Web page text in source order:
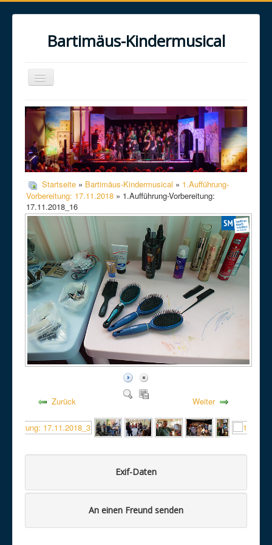
Bartimäus-Kindermusical
Toggle
Navigation
Home
Über uns
Das Musical
Das Projekt
Galerie
Kontakt
Startseite » Bartimäus-Kindermusical » 1.Aufführung-
Vorbereitung: 17.11.2018 » 1.Aufführung-Vorbereitung:
17.11.2018_16
Zurück Weiter
Exif-Daten
An einen Freund senden